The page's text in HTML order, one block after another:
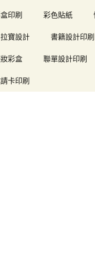
印刷 彩色貼紙
寶設計 書籍設計印刷
彩盒 聯單設計印刷
卡印刷